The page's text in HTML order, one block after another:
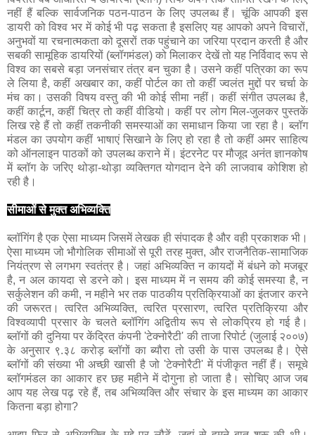
नहीं हैं बल्कि सार्वजनिक पठन-पाठन के लिए उपलब्ध हैं। चूंकि आपकी इस
डायरी को विश्व भर में कोई भी पढ़ सकता है इसलिए यह आपको अपने विचारों,
अनुभवों या रचनात्मकता को दूसरों तक पहुंचाने का जरिया प्रदान करती है और
सबकी सामूहिक डायरियों (ब्लॉगमंडल) को मिलाकर देखें तो यह निर्विवाद रूप से
विश्व का सबसे बड़ा जनसंचार तंत्र बन चुका है। उसने कहीं पत्रिका का रूप
ले लिया है, कहीं अखबार का, कहीं पोर्टल का तो कहीं ज्वलंत मुद्दों पर चर्चा के
मंच का। उसकी विषय वस्तु की भी कोई सीमा नहीं। कहीं संगीत उपलब्ध है,
कहीं कार्टून, कहीं चित्र तो कहीं वीडियो। कहीं पर लोग मिल-जुलकर पुस्तकें
लिख रहे हैं तो कहीं तकनीकी समस्याओं का समाधान किया जा रहा है। ब्लॉग
मंडल का उपयोग कहीं भाषाएं सिखाने के लिए हो रहा है तो कहीं अमर साहित्य
को ऑनलाइन पाठकों को उपलब्ध कराने में। इंटरनेट पर मौजूद अनंत ज्ञानकोष
में ब्लॉग के जरिए थोड़ा-थोड़ा व्यक्तिगत योगदान देने की लाजवाब कोशिश हो
रही है।
सीमाओं से मुक्त अभिव्यक्ति
ब्लॉगिंग है एक ऐसा माध्यम जिसमें लेखक ही संपादक है और वही प्रकाशक भी।
ऐसा माध्यम जो भौगोलिक सीमाओं से पूरी तरह मुक्त, और राजनैतिक-सामाजिक
नियंत्रण से लगभग स्वतंत्र है। जहां अभिव्यक्ति न कायदों में बंधने को मजबूर
है, न अल कायदा से डरने को। इस माध्यम में न समय की कोई समस्या है, न
सर्कुलेशन की कमी, न महीने भर तक पाठकीय प्रतिक्रियाओं का इंतजार करने
की जरूरत। त्वरित अभिव्यक्ति, त्वरित प्रसारण, त्वरित प्रतिक्रिया और
विश्वव्यापी प्रसार के चलते ब्लॉगिंग अद्वितीय रूप से लोकप्रिय हो गई है।
ब्लॉगों की दुनिया पर केंद्रित कंपनी 'टेक्नोरैटी' की ताजा रिपोर्ट (जुलाई २००७)
के अनुसार ९.३८ करोड़ ब्लॉगों का ब्यौरा तो उसी के पास उपलब्ध है। ऐसे
ब्लॉगों की संख्या भी अच्छी खासी है जो 'टेक्नोरैटी' में पंजीकृत नहीं हैं। समूचे
ब्लॉगमंडल का आकार हर छह महीने में दोगुना हो जाता है। सोचिए आज जब
आप यह लेख पढ़ रहे हैं, तब अभिव्यक्ति और संचार के इस माध्यम का आकार
कितना बड़ा होगा?